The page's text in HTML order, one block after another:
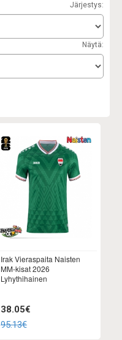
Järjestys:
Näytä:
Irak Vieraspaita Naisten
MM-kisat 2026
Lyhythihainen
38.05€
95.13€